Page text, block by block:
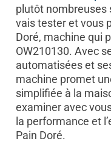
plutôt nombreuses
vais tester et vous
Doré, machine qui
OW210130. Avec
automatisées et
machine promet
simplifiée à la
examiner avec
la performance et
Pain Doré.